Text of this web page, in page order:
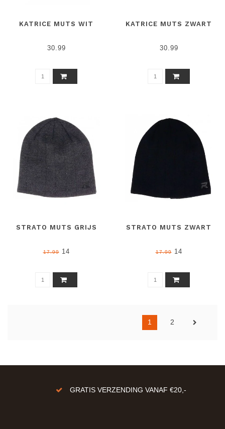
KATRICE MUTS WIT
30.99
KATRICE MUTS ZWART
30.99
STRATO MUTS GRIJS
17.9914
STRATO MUTS ZWART
17.9914
1 2
GRATIS VERZENDING VANAF €20,-